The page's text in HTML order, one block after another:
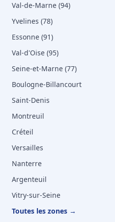
Val-de-Marne (94)
Yvelines (78)
Essonne (91)
Val-d'Oise (95)
Seine-et-Marne (77)
Boulogne-Billancourt
Saint-Denis
Montreuil
Créteil
Versailles
Nanterre
Argenteuil
Vitry-sur-Seine
Toutes les zones →